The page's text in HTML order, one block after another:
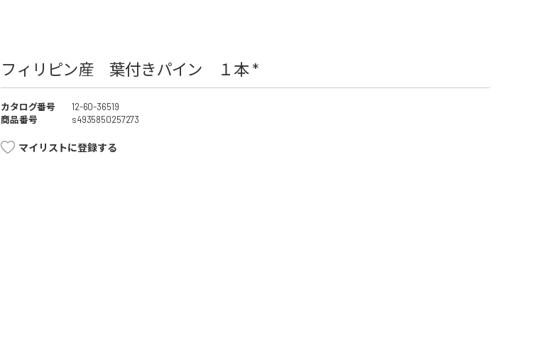
フィリピン産 葉付きパイン １本 *
カタログ番号
12-60-36519
商品番号
s4935850257273
マイリストに登録する